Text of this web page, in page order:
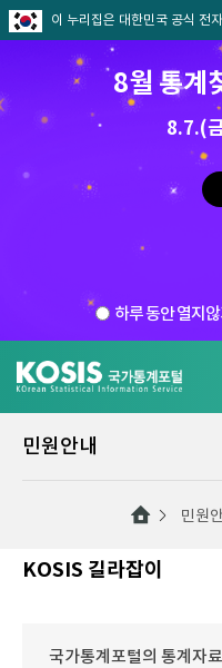
이 누리집은 대한민국 공식 전
8월 통계
8.7.(
하루 동안 열지
민원안내
민원
KOSIS 길라잡이
국가통계포털의 통계자